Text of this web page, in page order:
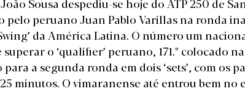
pelo peruano Juan Pablo Varillas na ronda
da América Latina. O número um
superar o ‘qualifier’ peruano, 171.º colocado
a segunda ronda em dois ‘sets’, com os
minutos. O vimaranense até entrou bem no